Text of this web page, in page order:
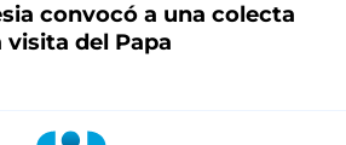
convocó a una colecta
del Papa